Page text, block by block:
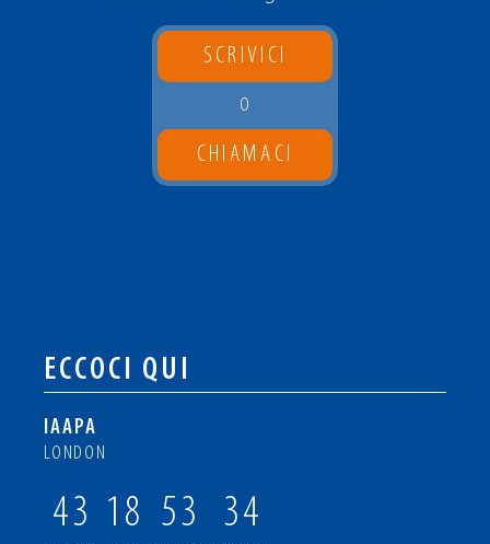
SCRIVICI
O
CHIAMACI
ECCOCI QUI
IAAPA
LONDON
43 18 53 33